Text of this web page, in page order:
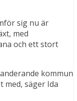
sig nu är
med
och ett stort
kommun
med, säger Ida